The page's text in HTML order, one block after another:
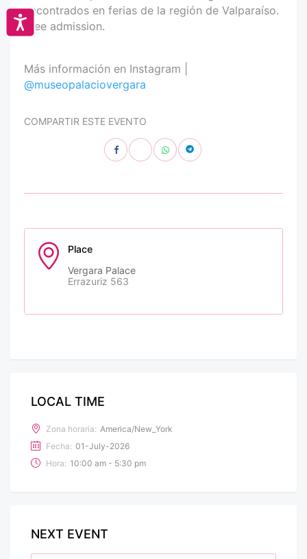
Accesibilidad
encontrados en ferias de la región de Valparaíso.
Free admission.
Más información en Instagram |
@museopalaciovergara
COMPARTIR ESTE EVENTO
Place
Vergara Palace
Errazuriz 563
LOCAL TIME
Zona horaria: America/New_York
Fecha: 01-July-2026
Hora: 10:00 am - 5:30 pm
NEXT EVENT